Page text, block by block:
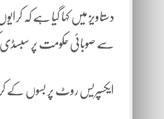
دستاویز میں کہا گیا ہے
سے صوبائی حکومت پر سبسڈی
ایکسپریس روٹ پر بسوں کے کرایوں میں 10سے 20 روپے اضافے کی